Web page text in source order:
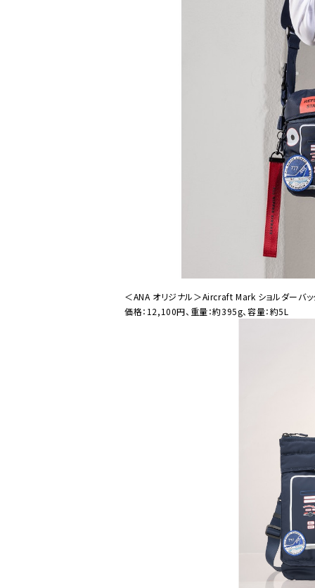
＜ANA オリジナル＞Aircraft Mark ショルダーバッ
価格：12,100円、重量：約395g、容量：約5L